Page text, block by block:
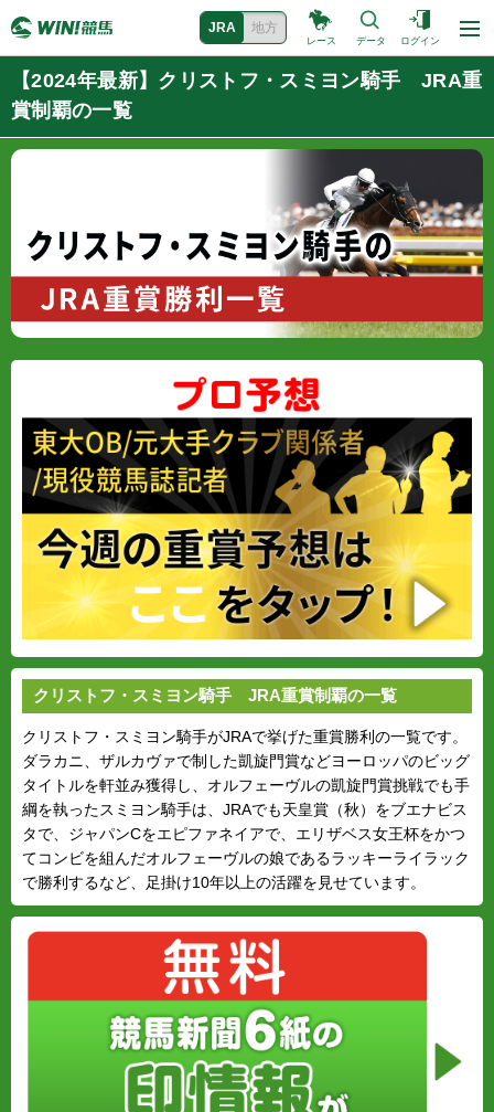
JRA 地方
レース データ ログイン
【2024年最新】クリストフ・スミヨン騎手 JRA重
賞制覇の一覧
クリストフ・スミヨン騎手 JRA重賞制覇の一覧
クリストフ・スミヨン騎手がJRAで挙げた重賞勝利の一覧です。
ダラカニ、ザルカヴァで制した凱旋門賞などヨーロッパのビッグ
タイトルを軒並み獲得し、オルフェーヴルの凱旋門賞挑戦でも手
綱を執ったスミヨン騎手は、JRAでも天皇賞（秋）をブエナビス
タで、ジャパンCをエピファネイアで、エリザベス女王杯をかつ
てコンビを組んだオルフェーヴルの娘であるラッキーライラック
で勝利するなど、足掛け10年以上の活躍を見せています。